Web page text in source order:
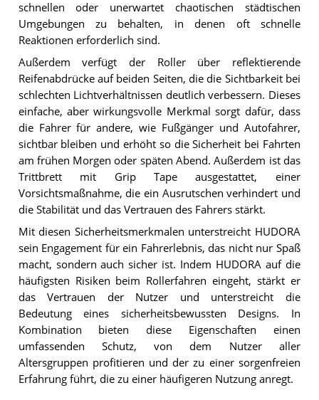
schnellen oder unerwartet chaotischen städtischen
Umgebungen zu behalten, in denen oft schnelle
Reaktionen erforderlich sind.
Außerdem verfügt der Roller über reflektierende
Reifenabdrücke auf beiden Seiten, die die Sichtbarkeit bei
schlechten Lichtverhältnissen deutlich verbessern. Dieses
einfache, aber wirkungsvolle Merkmal sorgt dafür, dass
die Fahrer für andere, wie Fußgänger und Autofahrer,
sichtbar bleiben und erhöht so die Sicherheit bei Fahrten
am frühen Morgen oder späten Abend. Außerdem ist das
Trittbrett mit Grip Tape ausgestattet, einer
Vorsichtsmaßnahme, die ein Ausrutschen verhindert und
die Stabilität und das Vertrauen des Fahrers stärkt.
Mit diesen Sicherheitsmerkmalen unterstreicht HUDORA
sein Engagement für ein Fahrerlebnis, das nicht nur Spaß
macht, sondern auch sicher ist. Indem HUDORA auf die
häufigsten Risiken beim Rollerfahren eingeht, stärkt er
das Vertrauen der Nutzer und unterstreicht die
Bedeutung eines sicherheitsbewussten Designs. In
Kombination bieten diese Eigenschaften einen
umfassenden Schutz, von dem Nutzer aller
Altersgruppen profitieren und der zu einer sorgenfreien
Erfahrung führt, die zu einer häufigeren Nutzung anregt.